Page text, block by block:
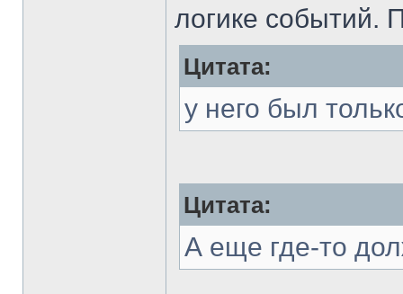
логике событий.
Цитата:
у него был
Цитата:
А еще где-то